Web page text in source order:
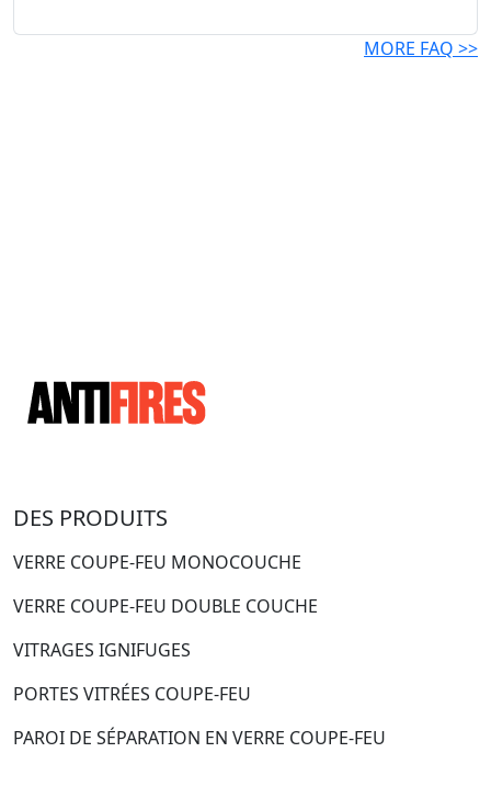
MORE FAQ >>
DES PRODUITS
VERRE COUPE-FEU MONOCOUCHE
VERRE COUPE-FEU DOUBLE COUCHE
VITRAGES IGNIFUGES
PORTES VITRÉES COUPE-FEU
PAROI DE SÉPARATION EN VERRE COUPE-FEU